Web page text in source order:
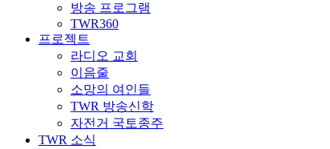
방송 프로그램
TWR360
프로젝트
라디오 교회
이음줄
소망의 여인들
TWR 방송신학
자전거 국토종주
TWR 소식